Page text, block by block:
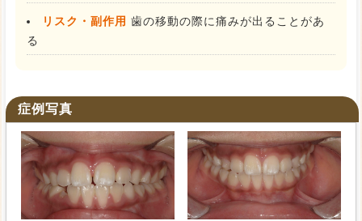
リスク・副作用 歯の移動の際に痛みが出ることがあ
る
症例写真